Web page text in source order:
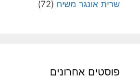
שרית אונגר משיח (72)
פוסטים אחרונים